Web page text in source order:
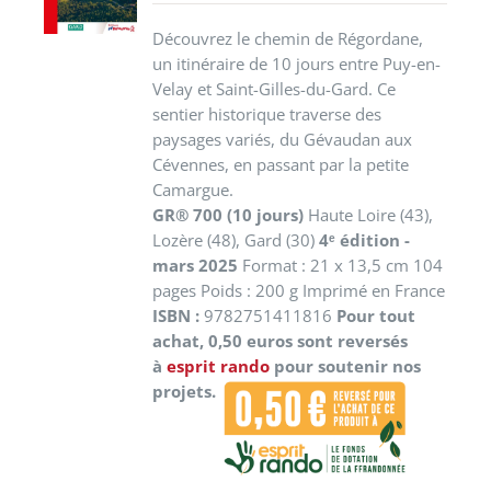
DÉTAILS
Découvrez le chemin de Régordane,
un itinéraire de 10 jours entre Puy-en-
Velay et Saint-Gilles-du-Gard. Ce
sentier historique traverse des
paysages variés, du Gévaudan aux
Cévennes, en passant par la petite
Camargue.
GR® 700 (10 jours) Haute Loire (43),
Lozère (48), Gard (30)4ᵉ édition -
mars 2025 Format : 21 x 13,5 cm 104
pages Poids : 200 g Imprimé en France
ISBN : 9782751411816 Pour tout
achat, 0,50 euros sont reversés
àesprit rando pour soutenir nos
projets.